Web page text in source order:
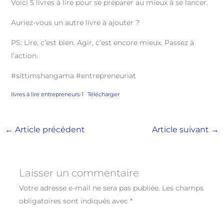
Voici 5 livres à lire pour se préparer au mieux à se lancer.
Auriez-vous un autre livre à ajouter ?
PS: Lire, c’est bien. Agir, c’est encore mieux. Passez à
l’action.
#sittimshangama #entrepreneuriat
livres à lire entrepreneurs-1 Télécharger
← Article précédent Article suivant →
Laisser un commentaire
Votre adresse e-mail ne sera pas publiée. Les champs
obligatoires sont indiqués avec *